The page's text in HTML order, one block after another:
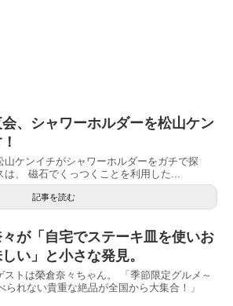
、シャワーホルダーを松山ケン
ケンイチがシャワーホルダーをガチで探
、 磁石でくっつくことを利用した...
記事を読む
が「自宅でステーキ皿を使いお
い」と小さな発見。
ストは榮倉奈々ちゃん。 「季節限定グルメ～
られない貴重な絶品が全国から大集合！」